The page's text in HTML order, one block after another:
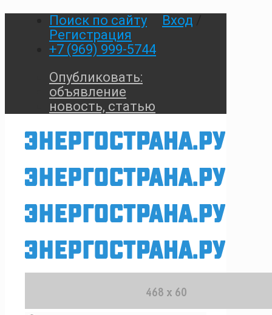
Поиск по сайту Вход
Регистрация
+7 (969) 999-5744
Опубликовать:
объявление
новость, статью